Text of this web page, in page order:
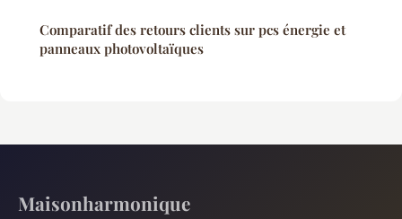
Comparatif des retours clients sur pcs énergie et
panneaux photovoltaïques
Maisonharmonique